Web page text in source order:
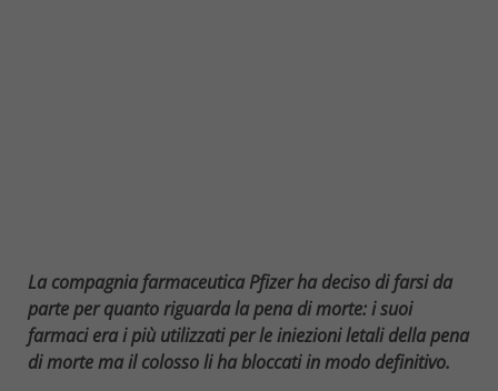
La compagnia farmaceutica Pfizer ha deciso di farsi da
parte per quanto riguarda la pena di morte: i suoi
farmaci era i più utilizzati per le iniezioni letali della pena
di morte ma il colosso li ha bloccati in modo definitivo.